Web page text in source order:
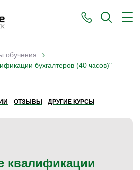
обучения ›
бухгалтеров (40 часов)"
ОТЗЫВЫ ДРУГИЕ КУРСЫ
квалификации